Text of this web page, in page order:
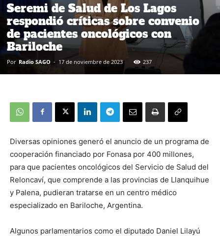
Seremi de Salud de Los Lagos
respondió críticas sobre convenio
de pacientes oncológicos con
Bariloche
Por Radio SAGO - 17 de noviembre de 2023 237
Diversas opiniones generó el anuncio de un programa de
cooperación financiado por Fonasa por 400 millones,
para que pacientes oncológicos del Servicio de Salud del
Reloncaví, que comprende a las provincias de Llanquihue
y Palena, pudieran tratarse en un centro médico
especializado en Bariloche, Argentina.
Algunos parlamentarios como el diputado Daniel Lilayú